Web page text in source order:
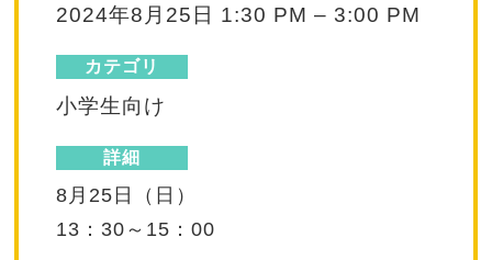
2024年8月25日 1:30 PM –3:00 PM
カテゴリ
小学生向け
詳細
8月25日（日）
13：30～15：00